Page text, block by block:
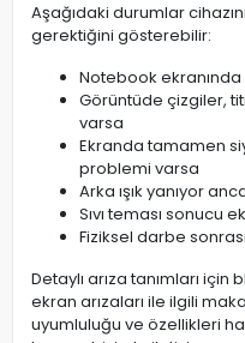
Aşağıdaki durumlar
gerektiğini gösterebilir:
Notebook ekranında
Görüntüde çizgiler,
varsa
Ekranda tamamen
problemi varsa
Arka ışık yanıyor
Sıvı teması sonucu
Fiziksel darbe
Detaylı arıza tanımları için
ekran arızaları ile ilgili
uyumluluğu ve özellikleri